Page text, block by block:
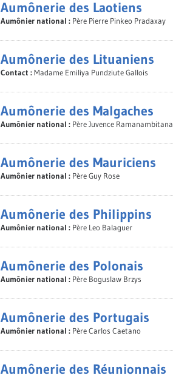
Aumônerie des Laotiens
Aumônier national : Père Pierre Pinkeo Pradaxay
Aumônerie des Lituaniens
Contact :Madame Emiliya Pundziute Gallois
Aumônerie des Malgaches
Aumônier national : Père Juvence Ramanambitana
Aumônerie des Mauriciens
Aumônier national : Père Guy Rose
Aumônerie des Philippins
Aumônier national : Père Leo Balaguer
Aumônerie des Polonais
Aumônier national : Père Boguslaw Brzys
Aumônerie des Portugais
Aumônier national : Père Carlos Caetano
Aumônerie des Réunionnais